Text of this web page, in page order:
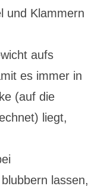
und Klammern
aufs
es immer in
(auf die
liegt,
lassen,